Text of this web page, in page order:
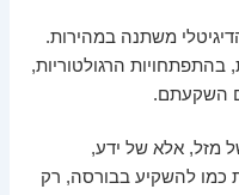
משתנה במהירות.
הרגולטוריות,
השקעתם.
מזל, אלא של ידע,
כמו להשקיע בבורסה, רק